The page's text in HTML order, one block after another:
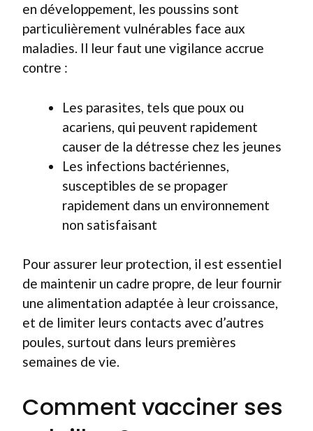
en développement, les poussins sont
particulièrement vulnérables face aux
maladies. Il leur faut une vigilance accrue
contre :
Les parasites, tels que poux ou
acariens, qui peuvent rapidement
causer de la détresse chez les jeunes
Les infections bactériennes,
susceptibles de se propager
rapidement dans un environnement
non satisfaisant
Pour assurer leur protection, il est essentiel
de maintenir un cadre propre, de leur fournir
une alimentation adaptée à leur croissance,
et de limiter leurs contacts avec d’autres
poules, surtout dans leurs premières
semaines de vie.
Comment vacciner ses